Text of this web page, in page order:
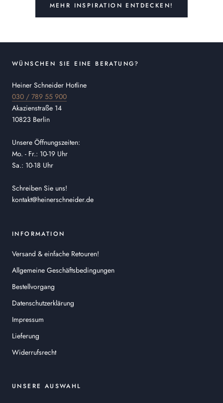
MEHR INSPIRATION ENTDECKEN!
WÜNSCHEN SIE EINE BERATUNG?
Heiner Schneider Hotline
030 / 789 55 900
Akazienstraße 14
10823 Berlin
Unsere Öffnungszeiten:
Mo. - Fr.: 10-19 Uhr
Sa.: 10-18 Uhr
Schreiben Sie uns!
kontakt@heinerschneider.de
INFORMATION
Versand & einfache Retouren!
Allgemeine Geschäftsbedingungen
Bestellvorgang
Datenschutzerklärung
Impressum
Lieferung
Widerrufsrecht
UNSERE AUSWAHL